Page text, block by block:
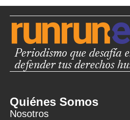
Periodismo que desafía
defender tus derechos
Quiénes Somos
Nosotros